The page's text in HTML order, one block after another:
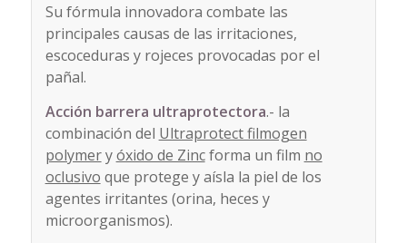
Su fórmula innovadora combate las
principales causas de las irritaciones,
escoceduras y rojeces provocadas por el
pañal.
Acción barrera ultraprotectora.- la
combinación del Ultraprotect filmogen
polymeryóxido de Zincforma un film no
oclusivo que protege y aísla la piel de los
agentes irritantes (orina, heces y
microorganismos).